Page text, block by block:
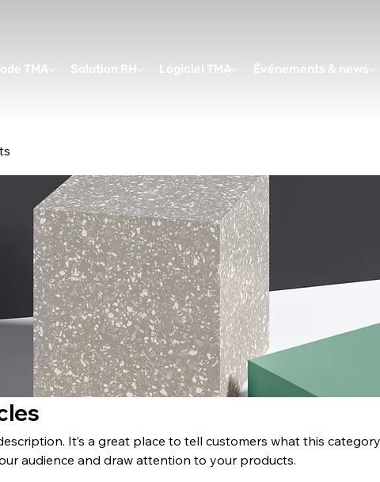
TMA Solution RH Logiciel TMA Événements & news
It’s a great place to tell customers what this
audience and draw attention to your products.